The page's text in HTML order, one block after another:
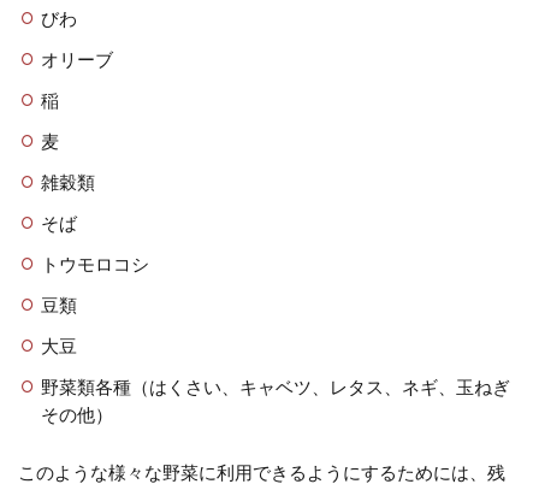
びわ
オリーブ
稲
麦
雑穀類
そば
トウモロコシ
豆類
大豆
野菜類各種（はくさい、キャベツ、レタス、ネギ、玉ねぎ
その他）
このような様々な野菜に利用できるようにするためには、残